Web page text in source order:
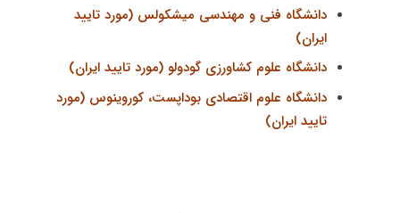
دانشگاه فنی و مهندسی میشكولس (مورد تایید
ایران)
دانشگاه علوم كشاورزی گودولو (مورد تایید ایران)
دانشگاه علوم اقتصادی بوداپست، کوروینوس (مورد
تایید ایران)